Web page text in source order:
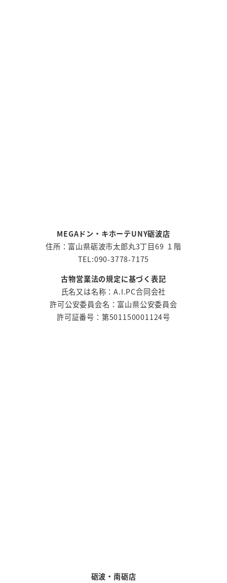
MEGAドン・キホーテUNY砺波店
住所：富山県砺波市太郎丸3丁目69 １階
TEL:090-3778-7175
古物営業法の規定に基づく表記
氏名又は名称：A.I.PC合同会社
許可公安委員会名：富山県公安委員会
許可証番号：第501150001124号
砺波・南砺店